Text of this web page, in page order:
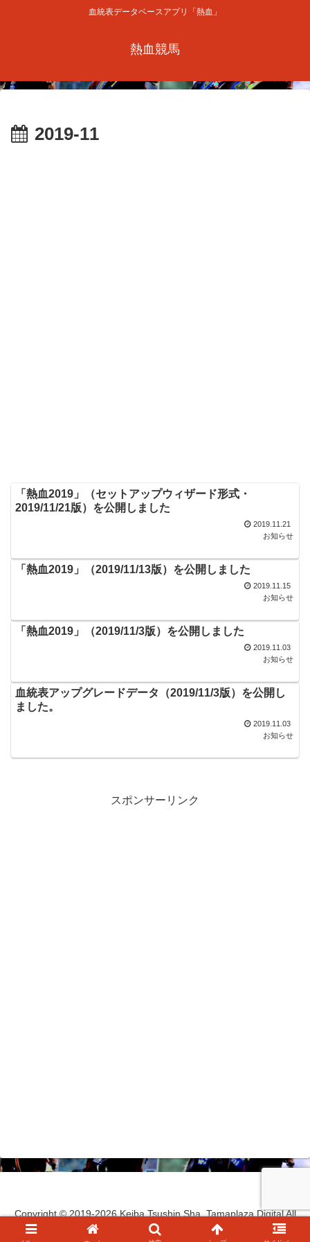
血統表データベースアプリ「熱血」
熱血競馬
2019-11
「熱血2019」（セットアップウィザード形式・
2019/11/21版）を公開しました
2019.11.21
お知らせ
「熱血2019」（2019/11/13版）を公開しました
2019.11.15
お知らせ
「熱血2019」（2019/11/3版）を公開しました
2019.11.03
お知らせ
血統表アップグレードデータ（2019/11/3版）を公開し
ました。
2019.11.03
お知らせ
スポンサーリンク
Copyright © 2019-2026 Keiba Tsushin Sha, Tamaplaza Digital All
Rights Reserved.